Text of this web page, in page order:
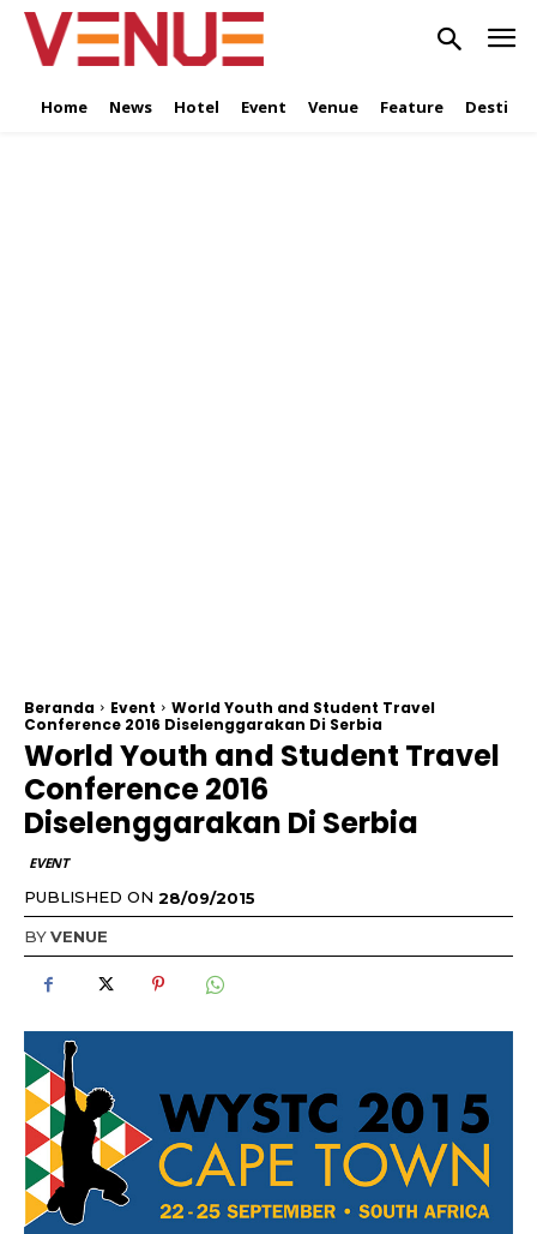
Home News Hotel Event Venue Feature
Beranda Event
World Youth and Student Travel
Conference 2016 Diselenggarakan Di Serbia
World Youth and Student Travel
Conference 2016
Diselenggarakan Di Serbia
EVENT
PUBLISHED ON 28/09/2015
BYVENUE